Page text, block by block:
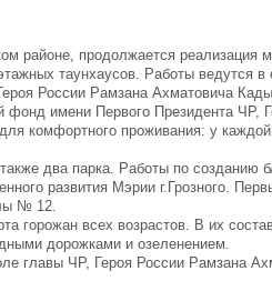
районе, продолжается реализация
таунхаусов. Работы ведутся
России Рамзана Ахматовича
фонд имени Первого Президента
комфортного проживания: у каждой
два парка. Работы по созданию
развития Мэрии г.Грозного.
№ 12.
горожан всех возрастов. В их
дорожками и озеленением.
главы ЧР, Героя России Рамзана